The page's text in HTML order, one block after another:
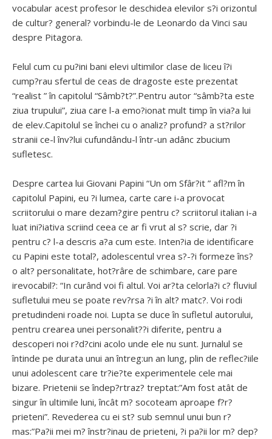
vocabular acest profesor le deschidea elevilor s?i orizontul
de cultur? general? vorbindu-le de Leonardo da Vinci sau
despre Pitagora.
Felul cum cu pu?ini bani elevi ultimilor clase de liceu î?i
cump?rau sfertul de ceas de dragoste este prezentat
“realist ” în capitolul “Sâmb?t?”.Pentru autor “sâmb?ta este
ziua trupului”, ziua care l-a emo?ionat mult timp în via?a lui
de elev.Capitolul se închei cu o analiz? profund? a st?rilor
stranii ce-l înv?lui cufundându-l într-un adânc zbucium
sufletesc.
Despre cartea lui Giovani Papini “Un om Sfâr?it ” afl?m în
capitolul Papini, eu ?i lumea, carte care i-a provocat
scriitorului o mare dezam?gire pentru c? scriitorul italian i-a
luat ini?iativa scriind ceea ce ar fi vrut al s? scrie, dar ?i
pentru c? l-a descris a?a cum este. Inten?ia de identificare
cu Papini este total?, adolescentul vrea s?-?i formeze îns?
o alt? personalitate, hot?râre de schimbare, care pare
irevocabil?: “In curând voi fi altul. Voi ar?ta celorla?i c? fluviul
sufletului meu se poate rev?rsa ?i în alt? matc?. Voi rodi
pretudindeni roade noi. Lupta se duce în sufletul autorului,
pentru crearea unei personalit??i diferite, pentru a
descoperi noi r?d?cini acolo unde ele nu sunt. Jurnalul se
întinde pe durata unui an întreg:un an lung, plin de reflec?iile
unui adolescent care tr?ie?te experimentele cele mai
bizare. Prietenii se îndep?rtraz? treptat:”Am fost atât de
singur în ultimile luni, încât m? socoteam aproape f?r?
prieteni”. Revederea cu ei st? sub semnul unui bun r?
mas:”Pa?ii mei m? înstr?inau de prieteni, ?i pa?ii lor m? dep?